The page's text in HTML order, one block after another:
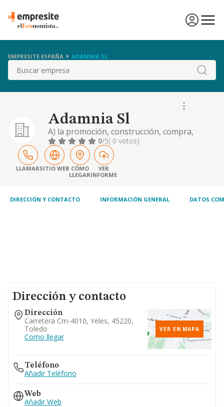
EMPRESITE ESPAÑA ADAMNIA SL
Buscar
Adamnia Sl
A) la promoción, construcción, compra,
venta y arrendamiento de bienes inmuebles
por cuenta propia. b) la ejecución por sí o
por terceros de cualesquiera obras de todo
tipo, tanto públicas como privadas, así como
la excavación y explanación de todo tipo de
0/5( 0 votos)
LLAMARSITIO WEB CÓMO
LLEGAR
VER
INFORME
DIRECCIÓN Y CONTACTO INFORMACIÓN GENERAL DATOS
Dirección y contacto
Dirección
Carretera Cm-4010, Yeles, 45220,
Toledo
Como llegar
VER EN MAPA
Teléfono
Añadir Teléfono
Web
Añadir Web